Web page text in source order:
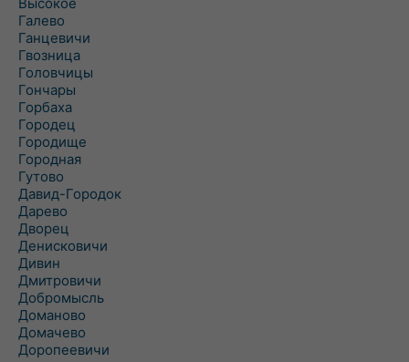
Галево
Ганцевичи
Гвозница
Головчицы
Гончары
Горбаха
Городец
Городище
Городная
Гутово
Давид-Городок
Дарево
Дворец
Денисковичи
Дивин
Дмитровичи
Добромысль
Доманово
Домачево
Доропеевичи